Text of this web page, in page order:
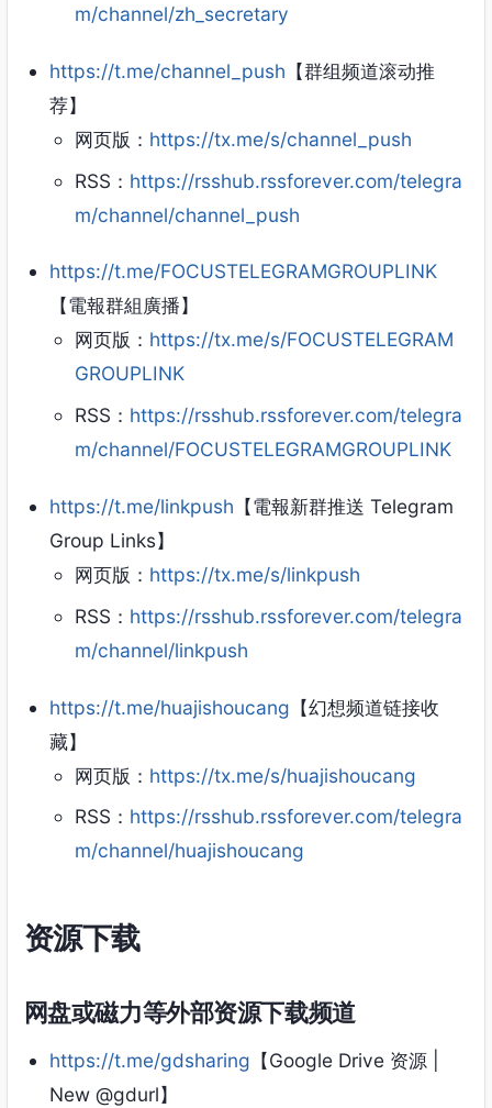
m/channel/zh_secretary
https://t.me/channel_push 【群组频道滚动推
荐】
网页版： https://tx.me/s/channel_push
RSS： https://rsshub.rssforever.com/telegra
m/channel/channel_push
https://t.me/FOCUSTELEGRAMGROUPLINK
【電報群組廣播】
网页版： https://tx.me/s/FOCUSTELEGRAM
GROUPLINK
RSS： https://rsshub.rssforever.com/telegra
m/channel/FOCUSTELEGRAMGROUPLINK
https://t.me/linkpush 【電報新群推送 Telegram
Group Links】
网页版： https://tx.me/s/linkpush
RSS： https://rsshub.rssforever.com/telegra
m/channel/linkpush
https://t.me/huajishoucang 【幻想频道链接收
藏】
网页版： https://tx.me/s/huajishoucang
RSS： https://rsshub.rssforever.com/telegra
m/channel/huajishoucang
资源下载
网盘或磁力等外部资源下载频道
https://t.me/gdsharing 【Google Drive 资源 |
New @gdurl】